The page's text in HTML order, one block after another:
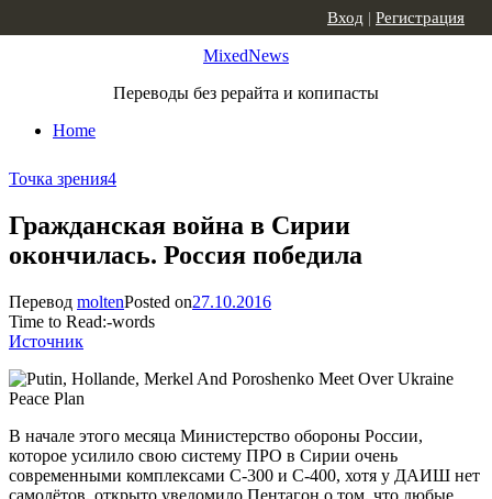
MixedNews
Переводы без рерайта и копипасты
Home
Вход | Регистрация
Точка зрения4
Гражданская война в Сирии
окончилась. Россия победила
Перевод moltenPosted on27.10.2016
Time to Read:-words
Источник
В начале этого месяца Министерство обороны России,
которое усилило свою систему ПРО в Сирии очень
современными комплексами С-300 и С-400, хотя у ДАИШ нет
самолётов, открыто уведомило Пентагон о том, что любые